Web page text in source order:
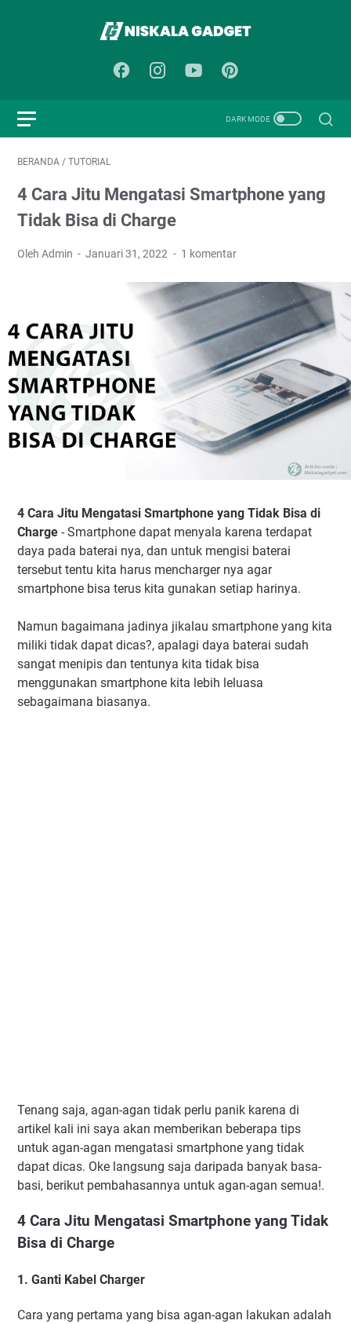
BERANDA / TUTORIAL
4 Cara Jitu Mengatasi Smartphone yang
Tidak Bisa di Charge
Oleh Admin Januari 31, 2022 1 komentar
4 Cara Jitu Mengatasi Smartphone yang Tidak Bisa di
Charge - Smartphone dapat menyala karena terdapat
daya pada baterai nya, dan untuk mengisi baterai
tersebut tentu kita harus mencharger nya agar
smartphone bisa terus kita gunakan setiap harinya.
Namun bagaimana jadinya jikalau smartphone yang kita
miliki tidak dapat dicas?, apalagi daya baterai sudah
sangat menipis dan tentunya kita tidak bisa
menggunakan smartphone kita lebih leluasa
sebagaimana biasanya.
Tenang saja, agan-agan tidak perlu panik karena di
artikel kali ini saya akan memberikan beberapa tips
untuk agan-agan mengatasi smartphone yang tidak
dapat dicas. Oke langsung saja daripada banyak basa-
basi, berikut pembahasannya untuk agan-agan semua!.
4 Cara Jitu Mengatasi Smartphone yang Tidak
Bisa di Charge
1. Ganti Kabel Charger
Cara yang pertama yang bisa agan-agan lakukan adalah